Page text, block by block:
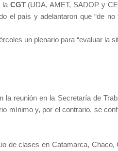
la CGT (UDA, AMET, SADOP y
el país y adelantaron que “de
un plenario para “evaluar la
la reunión en la Secretaría de
mínimo y, por el contrario, se
de clases en Catamarca,